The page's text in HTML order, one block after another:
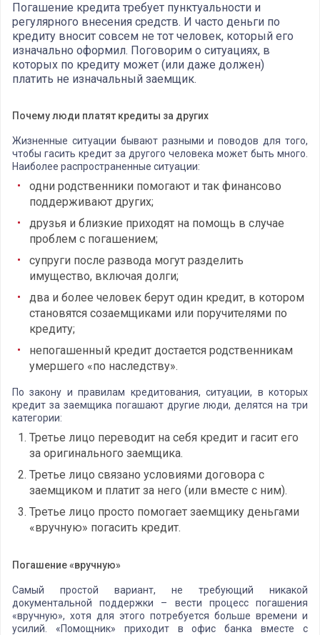
Погашение кредита требует пунктуальности и
регулярного внесения средств. И часто деньги по
кредиту вносит совсем не тот человек, который его
изначально оформил. Поговорим о ситуациях, в
которых по кредиту может (или даже должен)
платить не изначальный заемщик.
Почему люди платят кредиты за других
Жизненные ситуации бывают разными и поводов для того,
чтобы гасить кредит за другого человека может быть много.
Наиболее распространенные ситуации:
одни родственники помогают и так финансово
поддерживают других;
друзья и близкие приходят на помощь в случае
проблем с погашением;
супруги после развода могут разделить
имущество, включая долги;
два и более человек берут один кредит, в котором
становятся созаемщиками или поручителями по
кредиту;
непогашенный кредит достается родственникам
умершего «по наследству».
По закону и правилам кредитования, ситуации, в которых
кредит за заемщика погашают другие люди, делятся на три
категории:
Третье лицо переводит на себя кредит и гасит его
за оригинального заемщика.
Третье лицо связано условиями договора с
заемщиком и платит за него (или вместе с ним).
Третье лицо просто помогает заемщику деньгами
«вручную» погасить кредит.
Погашение «вручную»
Самый простой вариант, не требующий никакой
документальной поддержки – вести процесс погашения
«вручную», хотя для этого потребуется больше времени и
усилий. «Помощник» приходит в офис банка вместе с